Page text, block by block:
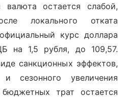
остается слабой,
локального отката
курс доллара
на 1,5 рубля, до 109,57.
санкционных эффектов,
сезонного увеличения
трат остается